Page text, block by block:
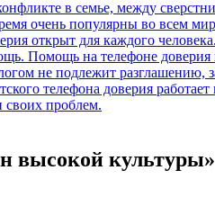
высокой культуры»